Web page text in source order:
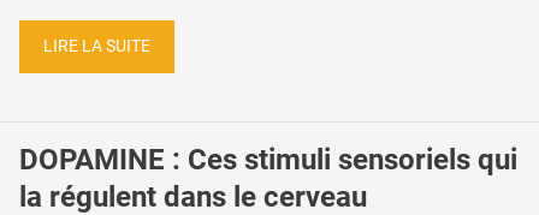
LIRE LA SUITE
DOPAMINE : Ces stimuli sensoriels qui
la régulent dans le cerveau